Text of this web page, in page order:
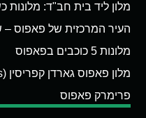
מלון ליד בית חב"ד: מלונות
העיר המרכזית של פאפוס
מלונות 5 כוכבים בפאפוס
מלון פאפוס גארדן קפריסין (Paphos Gardens)
פרימרק פאפוס